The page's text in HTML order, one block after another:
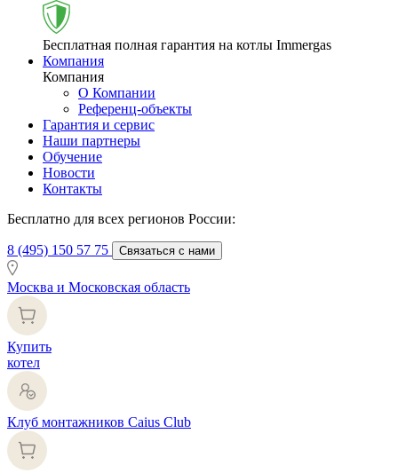
Бесплатная полная гарантия на котлы Immergas
Компания
Компания
О Компании
Референц-объекты
Гарантия и сервис
Наши партнеры
Обучение
Новости
Контакты
Бесплатно для всех регионов России:
8 (495) 150 57 75 Связаться с нами
Москва и Московская область
Купить
котел
Клуб монтажников Caius Club